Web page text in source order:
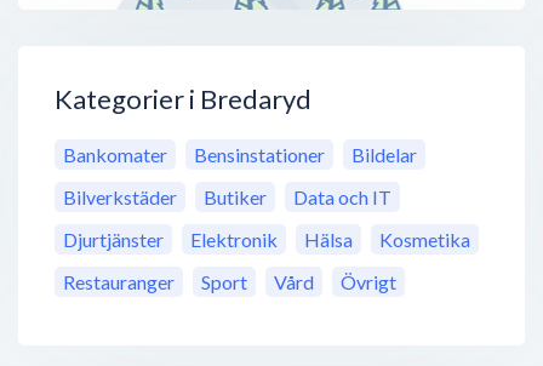
Kategorier i Bredaryd
Bankomater Bensinstationer
Bildelar
Bilverkstäder
Butiker
Data och IT
Djurtjänster
Elektronik Hälsa
Kosmetika
Restauranger
Sport Vård Övrigt